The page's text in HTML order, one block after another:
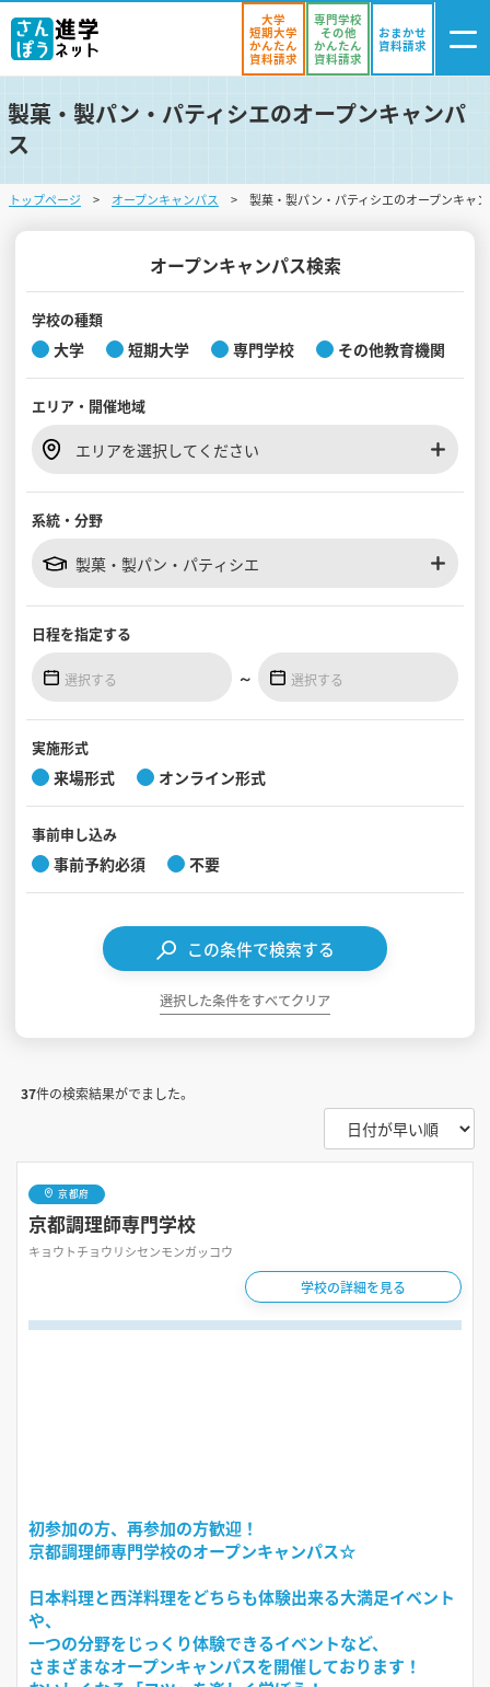
学校を探す
オープンキャンパスを探す
入試・受験入門
お役立ち情報
見学会WEB手引書
大学
短期大学
かんたん
資料請求
専門学校
その他
かんたん
資料請求
おまかせ
資料請求
製菓・製パン・パティシエのオープンキャンパ
ス
トップページ オープンキャンパス 製菓・製パン・パティシエのオープンキャ
オープンキャンパス検索
学校の種類
大学 短期大学 専門学校 その他教育機関
エリア・ 開催地域
エリアを選択してください
系統・分野
製菓・製パン・パティシエ
日程を指定する
～
実施形式
来場形式 オンライン形式
事前申し込み
事前予約必須 不要
この条件で検索する
選択した条件をすべてクリア
37件の検索結果がでました。
京都府
京都調理師専門学校
キョウトチョウリシセンモンガッコウ
学校の詳細を見る
初参加の方、再参加の方歓迎！
京都調理師専門学校のオープンキャンパス☆
日本料理と西洋料理をどちらも体験出来る大満足イベント
や、
一つの分野をじっくり体験できるイベントなど、
さまざまなオープンキャンパスを開催しております！